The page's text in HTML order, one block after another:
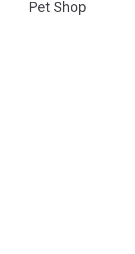
Pet Shop